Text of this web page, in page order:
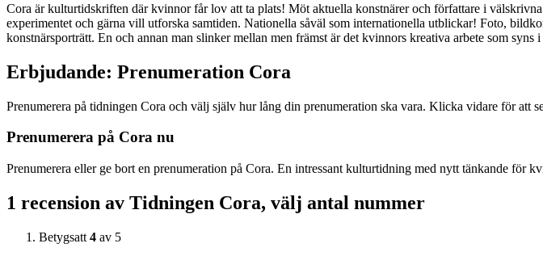
Cora är kulturtidskriften där kvinnor får lov att ta plats! Möt aktuella konstnärer och författare i
experimentet och gärna vill utforska samtiden. Nationella såväl som internationella utblickar! Foto,
konstnärsporträtt. En och annan man slinker mellan men främst är det kvinnors kreativa arbete som syns i
Erbjudande: Prenumeration Cora
Prenumerera på tidningen Cora och välj själv hur lång din prenumeration ska vara. Klicka vidare för att
Prenumerera på Cora nu
Prenumerera eller ge bort en prenumeration på Cora. En intressant kulturtidning med nytt tänkande för
1 recension av Tidningen Cora, välj antal nummer
Betygsatt 4 av 5